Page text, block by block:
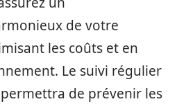
de votre
les coûts et en
Le suivi régulier
de prévenir les